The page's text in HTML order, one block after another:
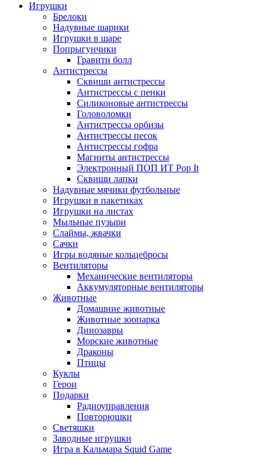
Игрушки
Брелоки
Надувные шарики
Игрушки в шаре
Попрыгунчики
Гравити болл
Антистрессы
Сквиши антистрессы
Антистрессы с пенки
Силиконовые антистрессы
Головоломки
Антистрессы орбизы
Антистрессы песок
Антистрессы гофра
Магниты антистрессы
Электронный ПОП ИТ Pop It
Сквиши лапки
Надувные мячики футбольные
Игрушки в пакетиках
Игрушки на листах
Мыльные пузыри
Слаймы, жвачки
Сачки
Игры водяные кольцебросы
Вентиляторы
Механические вентиляторы
Аккумуляторные вентиляторы
Животные
Домашние животные
Животные зоопарка
Динозавры
Морские животные
Драконы
Птицы
Куклы
Герои
Подарки
Радиоуправления
Повторюшки
Светяшки
Заводные игрушки
Игра в Кальмара Squid Game